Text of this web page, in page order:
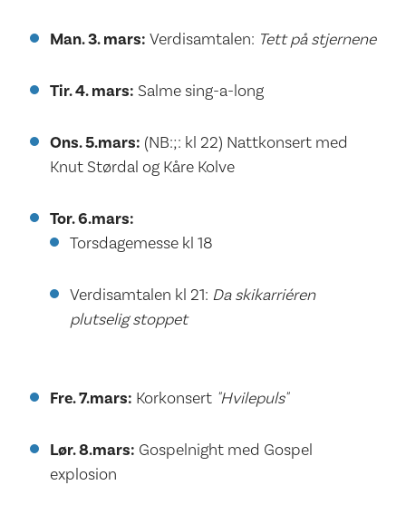
Man. 3. mars: Verdisamtalen: Tett på stjernene
Tir. 4. mars: Salme sing-a-long
Ons. 5.mars: (NB:;: kl 22) Nattkonsert med
Knut Størdal og Kåre Kolve
Tor. 6.mars:
Torsdagemesse kl 18
Verdisamtalen kl 21: Da skikarriéren
plutselig stoppet
Fre. 7.mars: Korkonsert "Hvilepuls"
Lør. 8.mars: Gospelnight med Gospel
explosion